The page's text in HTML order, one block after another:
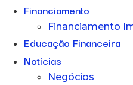
Financiamento
Financiamento
Educação Financeira
Notícias
Negócios